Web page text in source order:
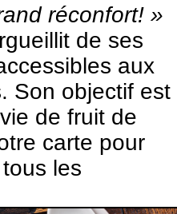
réconfort! »
de ses
aux
Son objectif est
de fruit de
carte pour
les